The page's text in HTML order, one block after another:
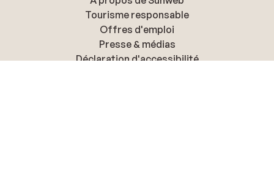
Tourisme responsable
Offres d'emploi
Presse & médias
Déclaration d'accessibilité